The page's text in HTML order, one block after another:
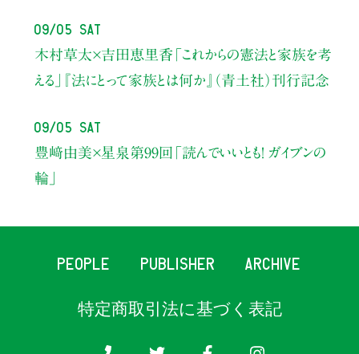
09/05 Sat
木村草太×吉田恵里香 「これからの憲法と家族を考
える」
『法にとって家族とは何か』（青土社）刊行記念
09/05 Sat
豊﨑由美×星泉 第99回「読んでいいとも！ ガイブンの
輪」
PEOPLE PUBLISHER ARCHIVE
特定商取引法に基づく表記